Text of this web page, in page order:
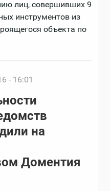
лиц, совершивших 9
инструментов из
объекта по
- 16:01
на
Доментия